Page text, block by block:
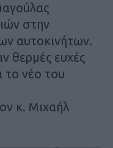
στην
αυτοκινήτων.
θερμές ευχές
το νέο του
κ. Μιχαήλ